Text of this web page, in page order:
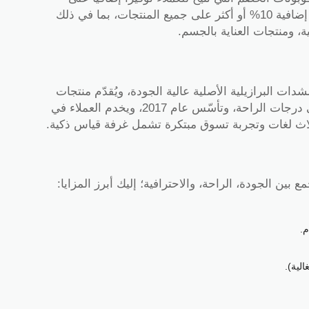
مشترياتهم، وتشمل هذه الكوبونات خصومات إضافية 10% أو أكثر على جميع المنتجات، بما في ذلك
ومنتجات العناية بالجسم.
البرازيلية الأصلية عالية الجودة، ويُقدّم منتجات
مصممة لدعم الجسم وتحسين المظهر بأقصى درجات الراحة، وتأسّس عام 2017، ويخدم العملاء في
لغات وتجربة تسوق مبتكرة تشمل غرفة قياس ذكية.
الجودة، الراحة، والاحترافية؛ إليك أبرز المزايا: